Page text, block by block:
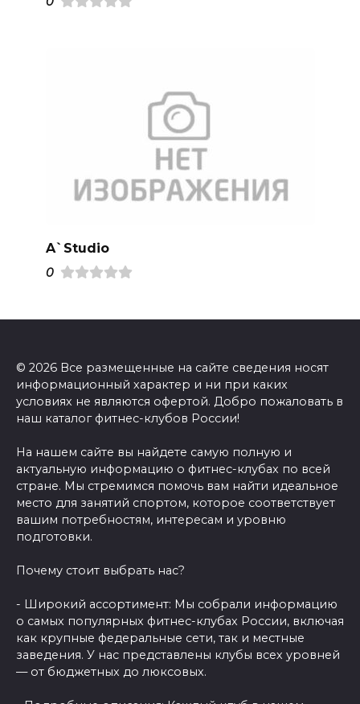
A`Studio
0
© 2026 Все размещенные на сайте сведения носят
информационный характер и ни при каких
условиях не являются офертой. Добро пожаловать в
наш каталог фитнес-клубов России!
На нашем сайте вы найдете самую полную и
актуальную информацию о фитнес-клубах по всей
стране. Мы стремимся помочь вам найти идеальное
место для занятий спортом, которое соответствует
вашим потребностям, интересам и уровню
подготовки.
Почему стоит выбрать нас?
- Широкий ассортимент: Мы собрали информацию
о самых популярных фитнес-клубах России, включая
как крупные федеральные сети, так и местные
заведения. У нас представлены клубы всех уровней
— от бюджетных до люксовых.